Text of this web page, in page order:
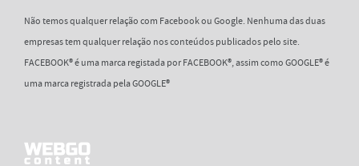
Não temos qualquer relação com Facebook ou Google. Nenhuma das duas
empresas tem qualquer relação nos conteúdos publicados pelo site.
FACEBOOK® é uma marca registada por FACEBOOK®, assim como GOOGLE® é
uma marca registrada pela GOOGLE®